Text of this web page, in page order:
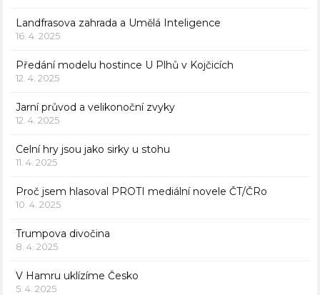
Landfrasova zahrada a Umělá Inteligence
16. 4. 2025
Předání modelu hostince U Plhů v Kojčicích
12. 4. 2025
Jarní průvod a velikonoční zvyky
12. 4. 2025
Celní hry jsou jako sirky u stohu
11. 4. 2025
Proč jsem hlasoval PROTI mediální novele ČT/ČRo
10. 4. 2025
Trumpova divočina
8. 4. 2025
V Hamru uklízíme Česko
5. 4. 2025